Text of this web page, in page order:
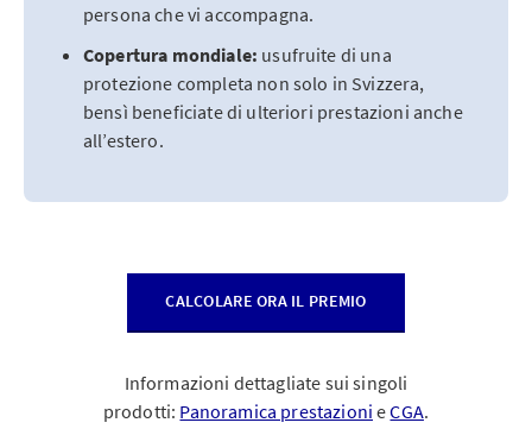
persona che vi accompagna.
Copertura mondiale: usufruite di una
protezione completa non solo in Svizzera,
bensì beneficiate di ulteriori prestazioni anche
all’estero.
CALCOLARE ORA IL PREMIO
Informazioni dettagliate sui singoli
prodotti: Panoramica prestazioni eCGA.